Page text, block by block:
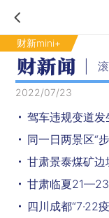
财新mini+
2022/07/23
同一日两景区“
甘肃景泰煤矿
甘肃临夏